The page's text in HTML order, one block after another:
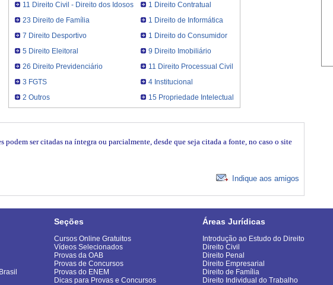
11 Direito Civil - Direito dos Idosos
1 Direito Contratual
23 Direito de Família
1 Direito de Informática
7 Direito Desportivo
1 Direito do Consumidor
5 Direito Eleitoral
9 Direito Imobiliário
26 Direito Previdenciário
11 Direito Processual Civil
3 FGTS
4 Institucional
2 Outros
15 Propriedade Intelectual
podem ser citadas na íntegra ou parcialmente, desde que seja citada a fonte, no caso o site
Indique aos amigos
Seções
Cursos Online Gratuitos
Vídeos Selecionados
Provas da OAB
Provas de Concursos
Provas do ENEM
Dicas para Provas e Concursos
Áreas Jurídicas
Introdução ao Estudo do Direito
Direito Civil
Direito Penal
Direito Empresarial
Direito de Família
Direito Individual do Trabalho